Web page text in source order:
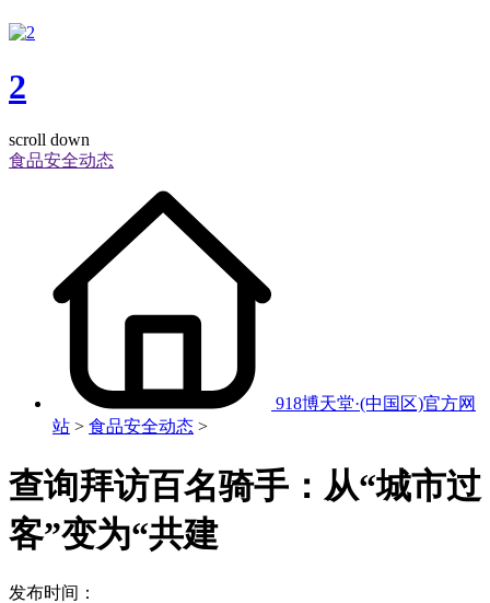
2
scroll down
食品安全动态
918博天堂·(中国区)官方网
站 > 食品安全动态 >
查询拜访百名骑手：从“城市过
客”变为“共建
发布时间：